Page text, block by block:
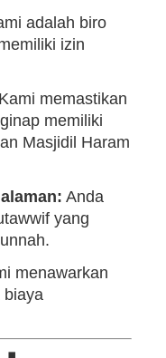
adalah biro
izin
Kami memastikan
memiliki
Masjidil Haram
Anda
yang
menawarkan
biaya